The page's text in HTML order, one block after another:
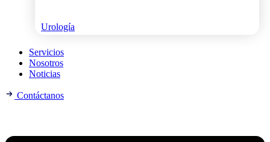
Urología
Servicios
Nosotros
Noticias
Contáctanos